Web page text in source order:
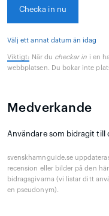
Checka in nu
Välj ett annat datum än idag
Viktigt: När du checkar in i en
webbplatsen. Du bokar inte
Medverkande
Användare som bidragit till
svenskhamnguide.se
recension eller bilder på den
bidragsgivarna (vi listar ditt
en pseudonym).